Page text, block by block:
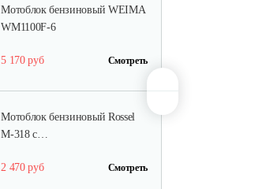
Мотоблок бензиновый WEIMA
WM1100F-6
5 170 руб Смотреть
Мотоблок бензиновый Rossel
M-318 c…
2 470 руб Смотреть